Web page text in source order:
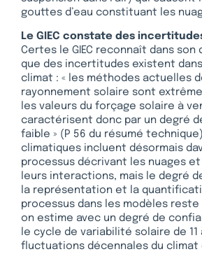
gouttes d’eau constituant les
Le GIEC constate des
Certes le GIEC reconnaît dans
que des incertitudes existent
climat : « les méthodes actuelles
rayonnement solaire sont
les valeurs du forçage solaire à
caractérisent donc par un degré
faible » (P 56 du résumé
climatiques incluent désormais
processus décrivant les nuages
leurs interactions, mais le degré
la représentation et la
processus dans les modèles reste
on estime avec un degré de
le cycle de variabilité solaire de
fluctuations décennales du climat